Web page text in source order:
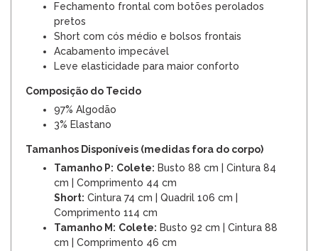
Fechamento frontal com botões perolados
pretos
Short com cós médio e bolsos frontais
Acabamento impecável
Leve elasticidade para maior conforto
Composição do Tecido
97% Algodão
3% Elastano
Tamanhos Disponíveis (medidas fora do corpo)
Tamanho P: Colete: Busto 88 cm | Cintura 84
cm | Comprimento 44 cm
Short: Cintura 74 cm | Quadril 106 cm |
Comprimento 114 cm
Tamanho M: Colete: Busto 92 cm | Cintura 88
cm | Comprimento 46 cm